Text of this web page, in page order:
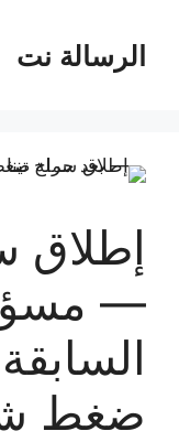
المحتوىالرسالة نت
إطلاق
—
ضغط